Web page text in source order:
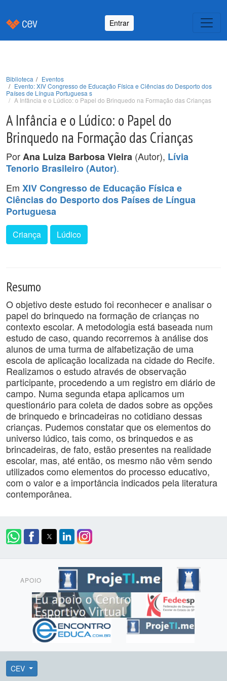
Entrar
Biblioteca
Eventos
Evento: XIV Congresso de Educação Física e Ciências do Desporto dos
Países de Língua Portuguesa s
A Infância e o Lúdico: o Papel do Brinquedo na Formação das Crianças
A Infância e o Lúdico: o Papel do
Brinquedo na Formação das Crianças
PorAna Luiza Barbosa Vieira (Autor), Lívia
Tenorio Brasileiro (Autor).
Em XIV Congresso de Educação Física e
Ciências do Desporto dos Países de Língua
Portuguesa
Criança Lúdico
Resumo
O objetivo deste estudo foi reconhecer e analisar o
papel do brinquedo na formação de crianças no
contexto escolar. A metodologia está baseada num
estudo de caso, quando recorremos à análise dos
alunos de uma turma de alfabetização de uma
escola de aplicação localizada na cidade do Recife.
Realizamos o estudo através de observação
participante, procedendo a um registro em diário de
campo. Numa segunda etapa aplicamos um
questionário para coleta de dados sobre as opções
de brinquedo e brincadeiras no cotidiano dessas
crianças. Pudemos constatar que os elementos do
universo lúdico, tais como, os brinquedos e as
brincadeiras, de fato, estão presentes na realidade
escolar, mas, até então, os mesmo não vêm sendo
utilizados como elementos do processo educativo,
com o valor e a importância indicados pela literatura
contemporânea.
APOIO
CEV